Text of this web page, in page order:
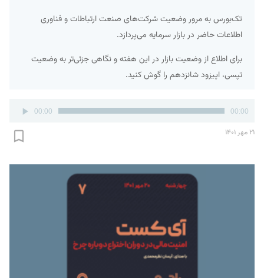
تک‌بورس به مرور وضعیت شرکت‌های صنعت ارتباطات و فناوری
اطلاعات حاضر در بازار سرمایه می‌پردازد.
برای اطلاع از وضعیت بازار در این هفته و نگاهی جزئی‌تر به وضعیت
تپسی، اپیزود شانزدهم را گوش کنید.
پخش‌کننده
00:00 00:00
۲۱ مهر ۱۴۰۱